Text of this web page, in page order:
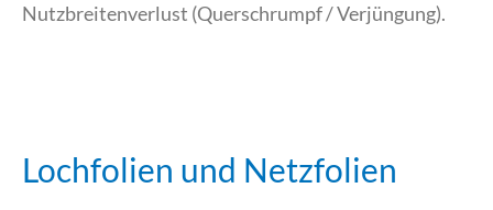
Nutzbreitenverlust (Querschrumpf / Verjüngung).
Lochfolien und Netzfolien